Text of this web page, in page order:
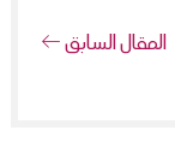
المقال السابق